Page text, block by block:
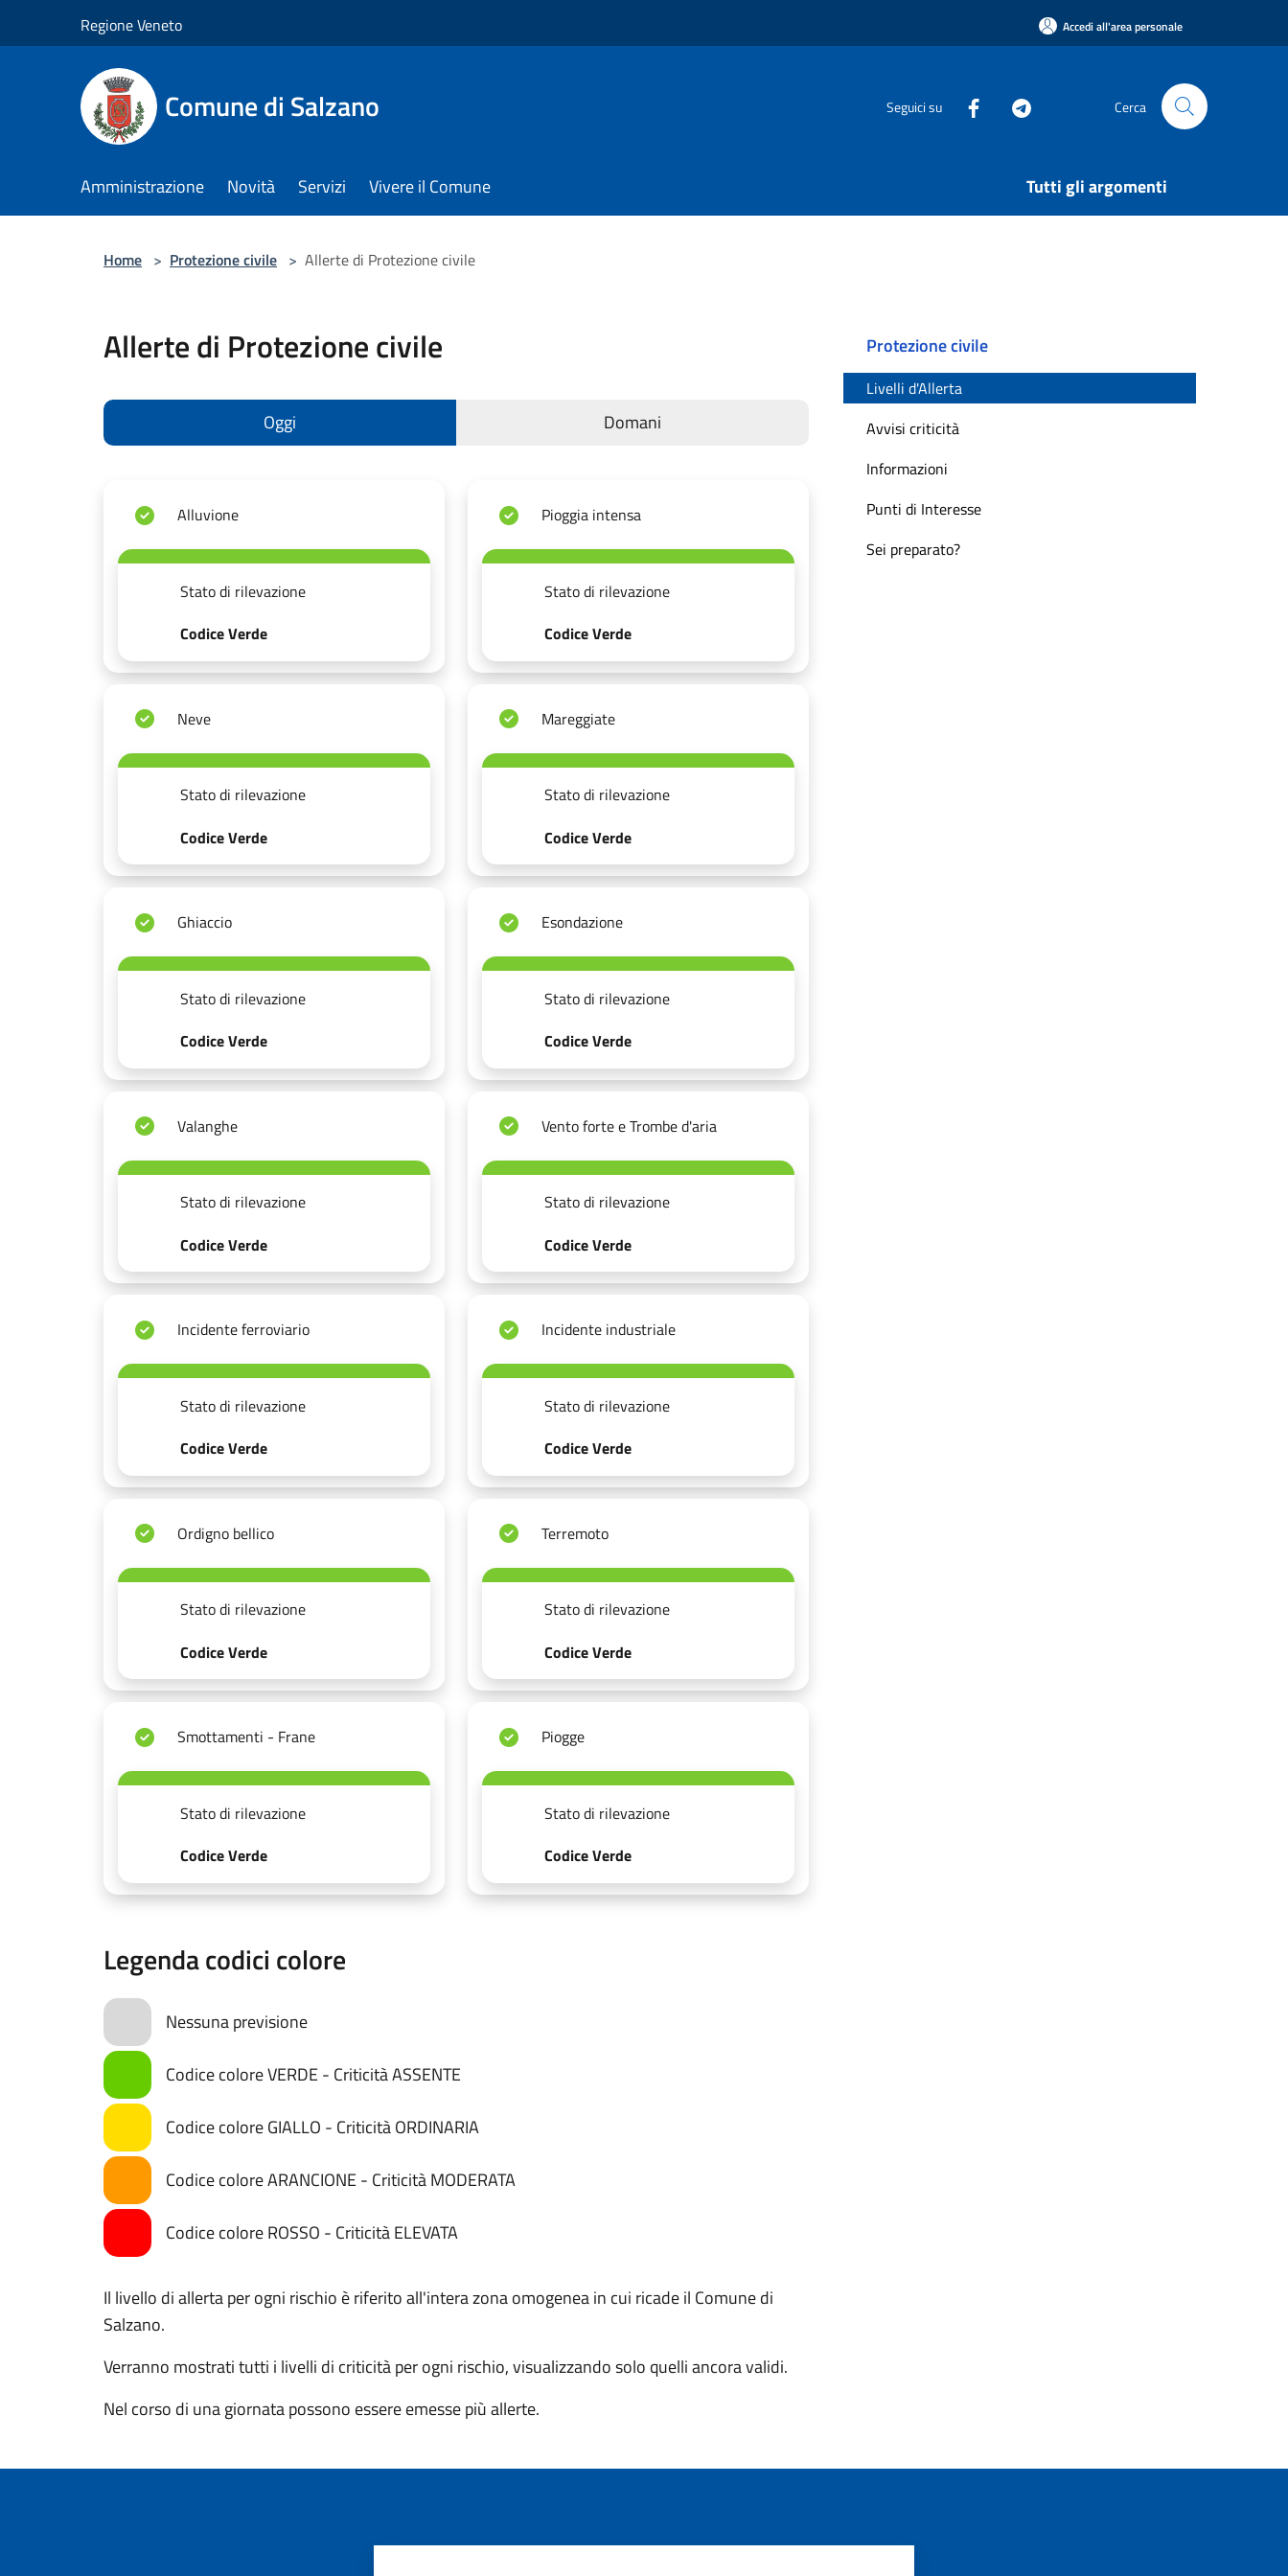
Regione Veneto Accedi all'area personale
Comune di Salzano Seguici su Cerca
Amministrazione Novità Servizi Vivere il Comune Tutti gli argomenti
Home > Protezione civile > Allerte di Protezione civile
Allerte di Protezione civile
Oggi Domani
Alluvione
Stato di rilevazione
Codice Verde
Pioggia intensa
Stato di rilevazione
Codice Verde
Neve
Stato di rilevazione
Codice Verde
Mareggiate
Stato di rilevazione
Codice Verde
Ghiaccio
Stato di rilevazione
Codice Verde
Esondazione
Stato di rilevazione
Codice Verde
Valanghe
Stato di rilevazione
Codice Verde
Vento forte e Trombe d'aria
Stato di rilevazione
Codice Verde
Incidente ferroviario
Stato di rilevazione
Codice Verde
Incidente industriale
Stato di rilevazione
Codice Verde
Ordigno bellico
Stato di rilevazione
Codice Verde
Terremoto
Stato di rilevazione
Codice Verde
Smottamenti - Frane
Stato di rilevazione
Codice Verde
Piogge
Stato di rilevazione
Codice Verde
Legenda codici colore
Nessuna previsione
Codice colore VERDE - Criticità ASSENTE
Codice colore GIALLO - Criticità ORDINARIA
Codice colore ARANCIONE - Criticità MODERATA
Codice colore ROSSO - Criticità ELEVATA
Il livello di allerta per ogni rischio è riferito all'intera zona omogenea in cui ricade il Comune di
Salzano.
Verranno mostrati tutti i livelli di criticità per ogni rischio, visualizzando solo quelli ancora validi.
Nel corso di una giornata possono essere emesse più allerte.
Protezione civile
Livelli d'Allerta
Avvisi criticità
Informazioni
Punti di Interesse
Sei preparato?